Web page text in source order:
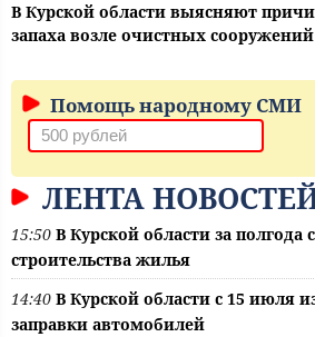
В Курской области выясняют
запаха возле очистных
Помощь народному СМИ
ЛЕНТА
15:50 В Курской области за
строительства жилья
14:40 В Курской области с 15 июля
заправки автомобилей